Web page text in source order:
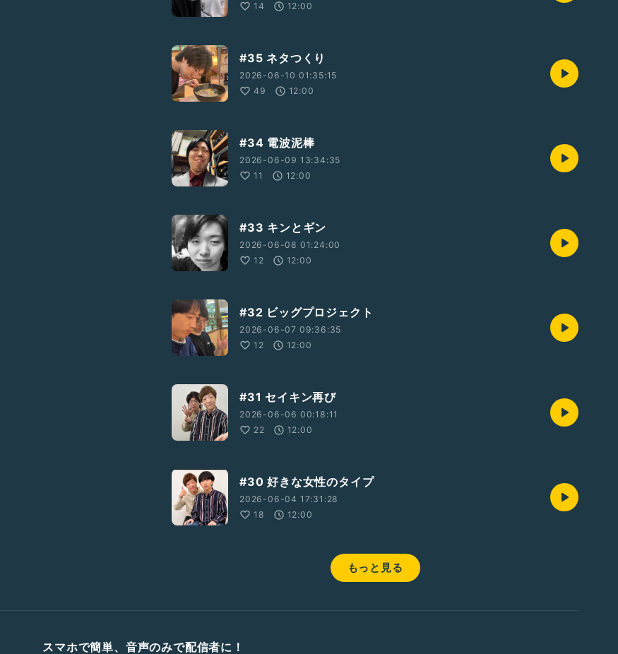
14
12:00
#35 ネタつくり
2026-06-10 01:35:15
49
12:00
#34 電波泥棒
2026-06-09 13:34:35
11
12:00
#33 キンとギン
2026-06-08 01:24:00
12
12:00
#32 ビッグプロジェクト
2026-06-07 09:36:35
12
12:00
#31 セイキン再び
2026-06-06 00:18:11
22
12:00
#30 好きな女性のタイプ
2026-06-04 17:31:28
18
12:00
もっと見る
スマホで簡単、音声のみで配信者に！